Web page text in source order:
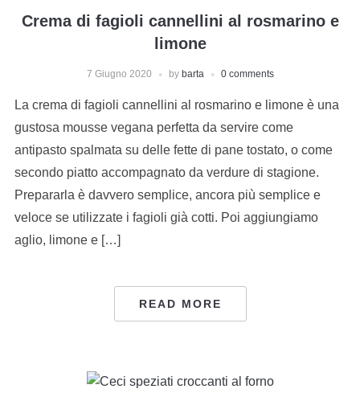
Crema di fagioli cannellini al rosmarino e
limone
7 Giugno 2020 by barta 0 comments
La crema di fagioli cannellini al rosmarino e limone è una
gustosa mousse vegana perfetta da servire come
antipasto spalmata su delle fette di pane tostato, o come
secondo piatto accompagnato da verdure di stagione.
Prepararla è davvero semplice, ancora più semplice e
veloce se utilizzate i fagioli già cotti. Poi aggiungiamo
aglio, limone e […]
READ MORE